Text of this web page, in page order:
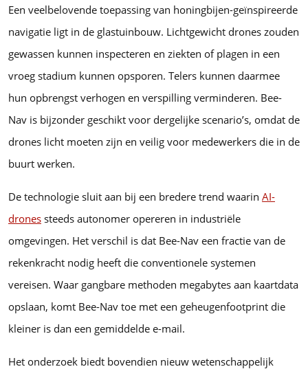
Een veelbelovende toepassing van honingbijen-geïnspireerde
navigatie ligt in de glastuinbouw. Lichtgewicht drones zouden
gewassen kunnen inspecteren en ziekten of plagen in een
vroeg stadium kunnen opsporen. Telers kunnen daarmee
hun opbrengst verhogen en verspilling verminderen. Bee-
Nav is bijzonder geschikt voor dergelijke scenario’s, omdat de
drones licht moeten zijn en veilig voor medewerkers die in de
buurt werken.
De technologie sluit aan bij een bredere trend waarin AI-
drones steeds autonomer opereren in industriële
omgevingen. Het verschil is dat Bee-Nav een fractie van de
rekenkracht nodig heeft die conventionele systemen
vereisen. Waar gangbare methoden megabytes aan kaartdata
opslaan, komt Bee-Nav toe met een geheugenfootprint die
kleiner is dan een gemiddelde e-mail.
Het onderzoek biedt bovendien nieuw wetenschappelijk